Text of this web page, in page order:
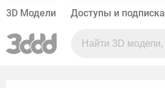
3D Модели Доступы и подписка